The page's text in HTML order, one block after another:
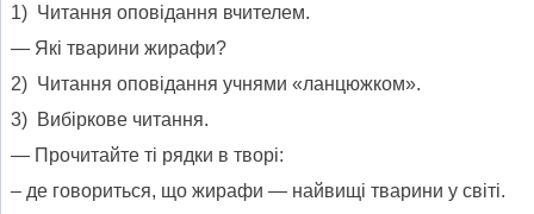
1) Читання оповідання вчителем.
— Які тварини жирафи?
2) Читання оповідання учнями «ланцюжком».
3) Вибіркове читання.
— Прочитайте ті рядки в творі:
– де говориться, що жирафи — найвищі тварини у світі.